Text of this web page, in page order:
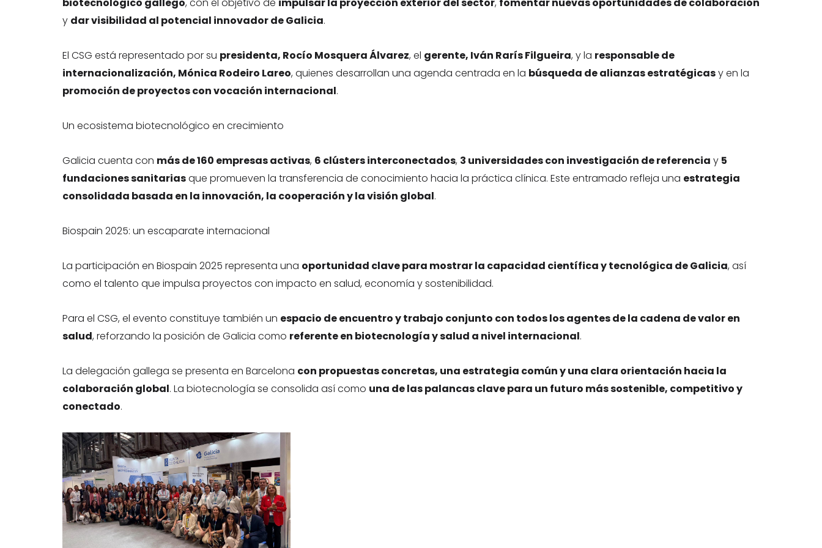
y dar visibilidad al potencial innovador de Galicia.
El CSG está representado por su presidenta, Rocío Mosquera Álvarez, el gerente, Iván Rarís Filgueira, y la responsable de
internacionalización, Mónica Rodeiro Lareo, quienes desarrollan una agenda centrada en la búsqueda de alianzas estratégicasy en la
promoción de proyectos con vocación internacional.
Un ecosistema biotecnológico en crecimiento
Galicia cuenta con más de 160 empresas activas, 6 clústers interconectados, 3 universidades con investigación de referencia y 5
fundaciones sanitariasque promueven la transferencia de conocimiento hacia la práctica clínica. Este entramado refleja una estrategia
consolidada basada en la innovación, la cooperación y la visión global.
Biospain 2025: un escaparate internacional
La participación en Biospain 2025 representa una oportunidad clave para mostrar la capacidad científica y tecnológica de Galicia, así
como el talento que impulsa proyectos con impacto en salud, economía y sostenibilidad.
Para el CSG, el evento constituye también un espacio de encuentro y trabajo conjunto con todos los agentes de la cadena de valor en
salud, reforzando la posición de Galicia como referente en biotecnología y salud a nivel internacional.
La delegación gallega se presenta en Barcelona con propuestas concretas, una estrategia común y una clara orientación hacia la
colaboración global. La biotecnología se consolida así como una de las palancas clave para un futuro más sostenible, competitivo y
conectado.